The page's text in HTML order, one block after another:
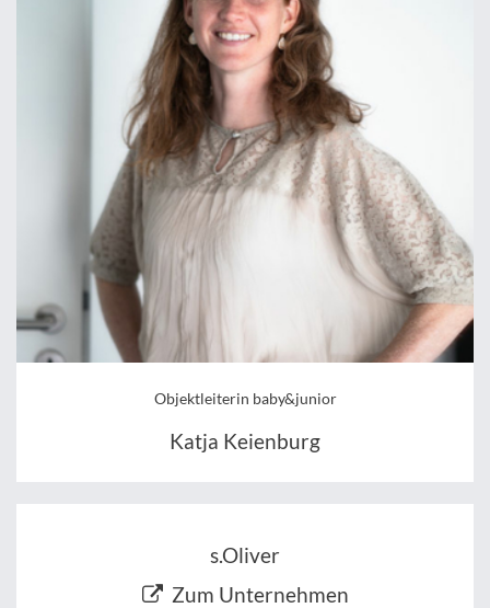
Objektleiterin baby&junior
Katja Keienburg
s.Oliver
Zum Unternehmen